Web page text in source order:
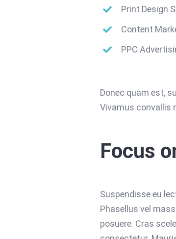
Print Design
Content
PPC
Donec quam est,
Vivamus convallis
Focus
Suspendisse eu
Phasellus vel
posuere. Cras